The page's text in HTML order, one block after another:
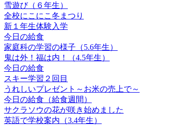
雪遊び（６年生）
全校にこにこ冬まつり
新１年生体験入学
今日の給食
家庭科の学習の様子（5.6年生）
鬼は外！福は内！（4.5年生）
今日の給食
スキー学習２回目
うれしいプレゼント～お米の売上で～
今日の給食（給食週間）
サクラソウの花が咲き始めました
英語で学校案内（3.4年生）